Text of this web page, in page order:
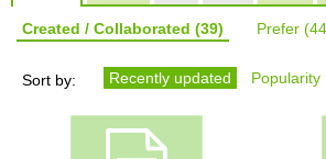
Created / Collaborated (39) Prefer
Sort by: Recently updated Popularity